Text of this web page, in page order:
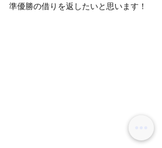
準優勝の借りを返したいと思います！